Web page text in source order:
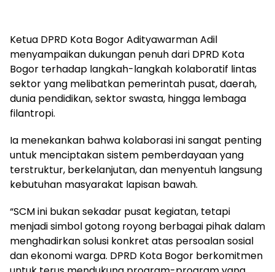
Ketua DPRD Kota Bogor Adityawarman Adil
menyampaikan dukungan penuh dari DPRD Kota
Bogor terhadap langkah-langkah kolaboratif lintas
sektor yang melibatkan pemerintah pusat, daerah,
dunia pendidikan, sektor swasta, hingga lembaga
filantropi.
Ia menekankan bahwa kolaborasi ini sangat penting
untuk menciptakan sistem pemberdayaan yang
terstruktur, berkelanjutan, dan menyentuh langsung
kebutuhan masyarakat lapisan bawah.
“SCM ini bukan sekadar pusat kegiatan, tetapi
menjadi simbol gotong royong berbagai pihak dalam
menghadirkan solusi konkret atas persoalan sosial
dan ekonomi warga. DPRD Kota Bogor berkomitmen